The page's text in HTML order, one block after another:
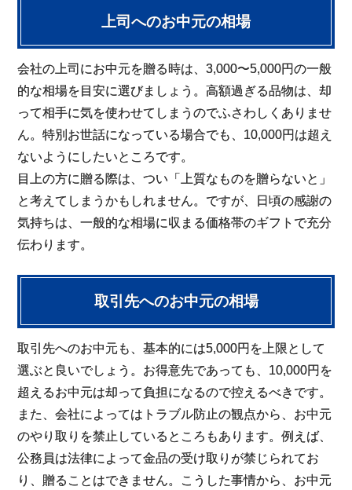
上司へのお中元の相場
会社の上司にお中元を贈る時は、3,000〜5,000円の一般
的な相場を目安に選びましょう。高額過ぎる品物は、却
って相手に気を使わせてしまうのでふさわしくありませ
ん。特別お世話になっている場合でも、10,000円は超え
ないようにしたいところです。
目上の方に贈る際は、つい「上質なものを贈らないと」
と考えてしまうかもしれません。ですが、日頃の感謝の
気持ちは、一般的な相場に収まる価格帯のギフトで充分
伝わります。
取引先へのお中元の相場
取引先へのお中元も、基本的には5,000円を上限として
選ぶと良いでしょう。お得意先であっても、10,000円を
超えるお中元は却って負担になるので控えるべきです。
また、会社によってはトラブル防止の観点から、お中元
のやり取りを禁止しているところもあります。例えば、
公務員は法律によって金品の受け取りが禁じられてお
り、贈ることはできません。こうした事情から、お中元